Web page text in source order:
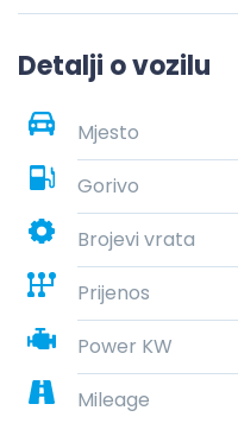
Detalji o vozilu
Mjesto
Gorivo
Brojevi vrata
Prijenos
Power KW
Mileage